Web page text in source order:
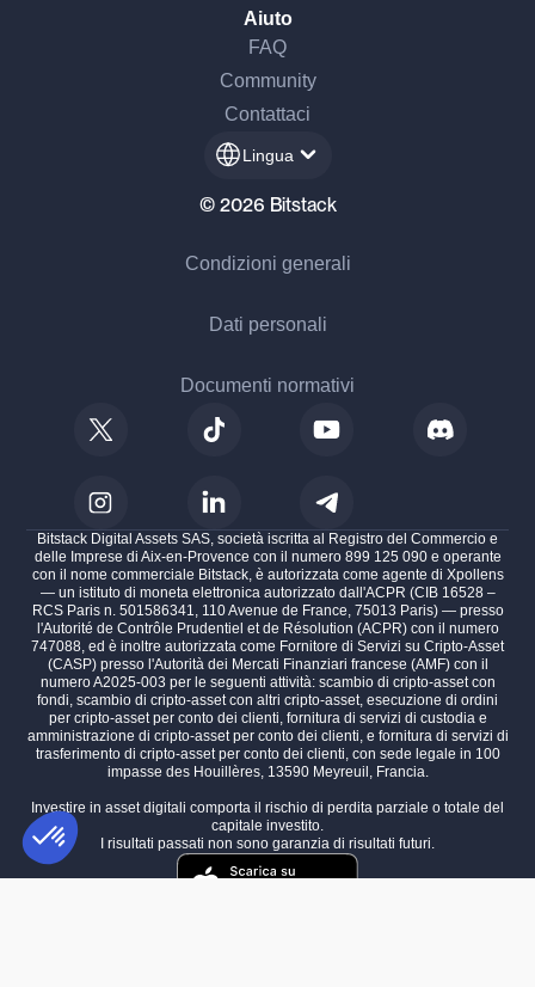
Aiuto
FAQ
Community
Contattaci
Lingua
© 2026 Bitstack
Condizioni generali
Dati personali
Documenti normativi
Bitstack Digital Assets SAS, società iscritta al Registro del Commercio e
delle Imprese di Aix-en-Provence con il numero 899 125 090 e operante
con il nome commerciale Bitstack, è autorizzata come agente di Xpollens
— un istituto di moneta elettronica autorizzato dall'ACPR (CIB 16528 –
RCS Paris n. 501586341, 110 Avenue de France, 75013 Paris) — presso
l'Autorité de Contrôle Prudentiel et de Résolution (ACPR) con il numero
747088, ed è inoltre autorizzata come Fornitore di Servizi su Cripto-Asset
(CASP) presso l'Autorità dei Mercati Finanziari francese (AMF) con il
numero A2025-003 per le seguenti attività: scambio di cripto-asset con
fondi, scambio di cripto-asset con altri cripto-asset, esecuzione di ordini
per cripto-asset per conto dei clienti, fornitura di servizi di custodia e
amministrazione di cripto-asset per conto dei clienti, e fornitura di servizi di
trasferimento di cripto-asset per conto dei clienti, con sede legale in 100
impasse des Houillères, 13590 Meyreuil, Francia.
Investire in asset digitali comporta il rischio di perdita parziale o totale del
capitale investito.
I risultati passati non sono garanzia di risultati futuri.